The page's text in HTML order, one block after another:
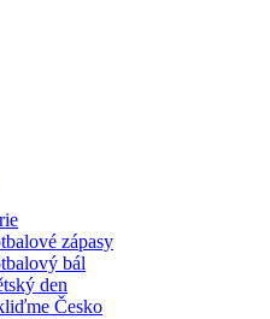
zápasy
bál
den
Česko